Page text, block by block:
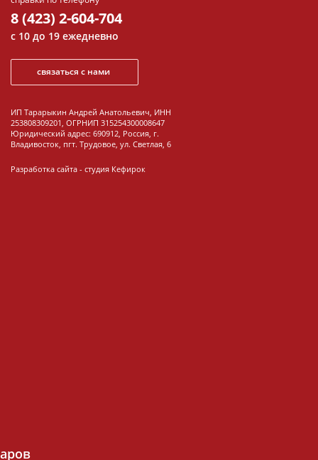
8 (423) 2-604-704
с 10 до 19 ежедневно
связаться с нами
ИП Тарарыкин Андрей Анатольевич, ИНН
253808309201, ОГРНИП 315254300008647
Юридический адрес: 690912, Россия, г.
Владивосток, пгт. Трудовое, ул. Светлая, 6
Разработка сайта - студия Кефирок